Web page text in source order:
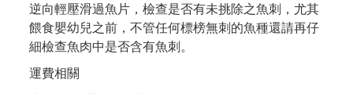
逆向輕壓滑過魚片，檢查是否有未挑除之魚刺，尤其
餵食嬰幼兒之前，不管任何標榜無刺的魚種還請再仔
細檢查魚肉中是否含有魚刺。
運費相關